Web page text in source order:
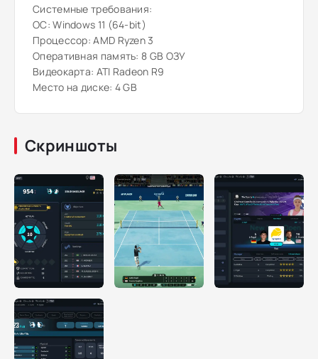
Системные требования:
ОС: Windows 11 (64-bit)
Процессор: AMD Ryzen 3
Оперативная память: 8 GB ОЗУ
Видеокарта: ATI Radeon R9
Место на диске: 4 GB
Скриншоты